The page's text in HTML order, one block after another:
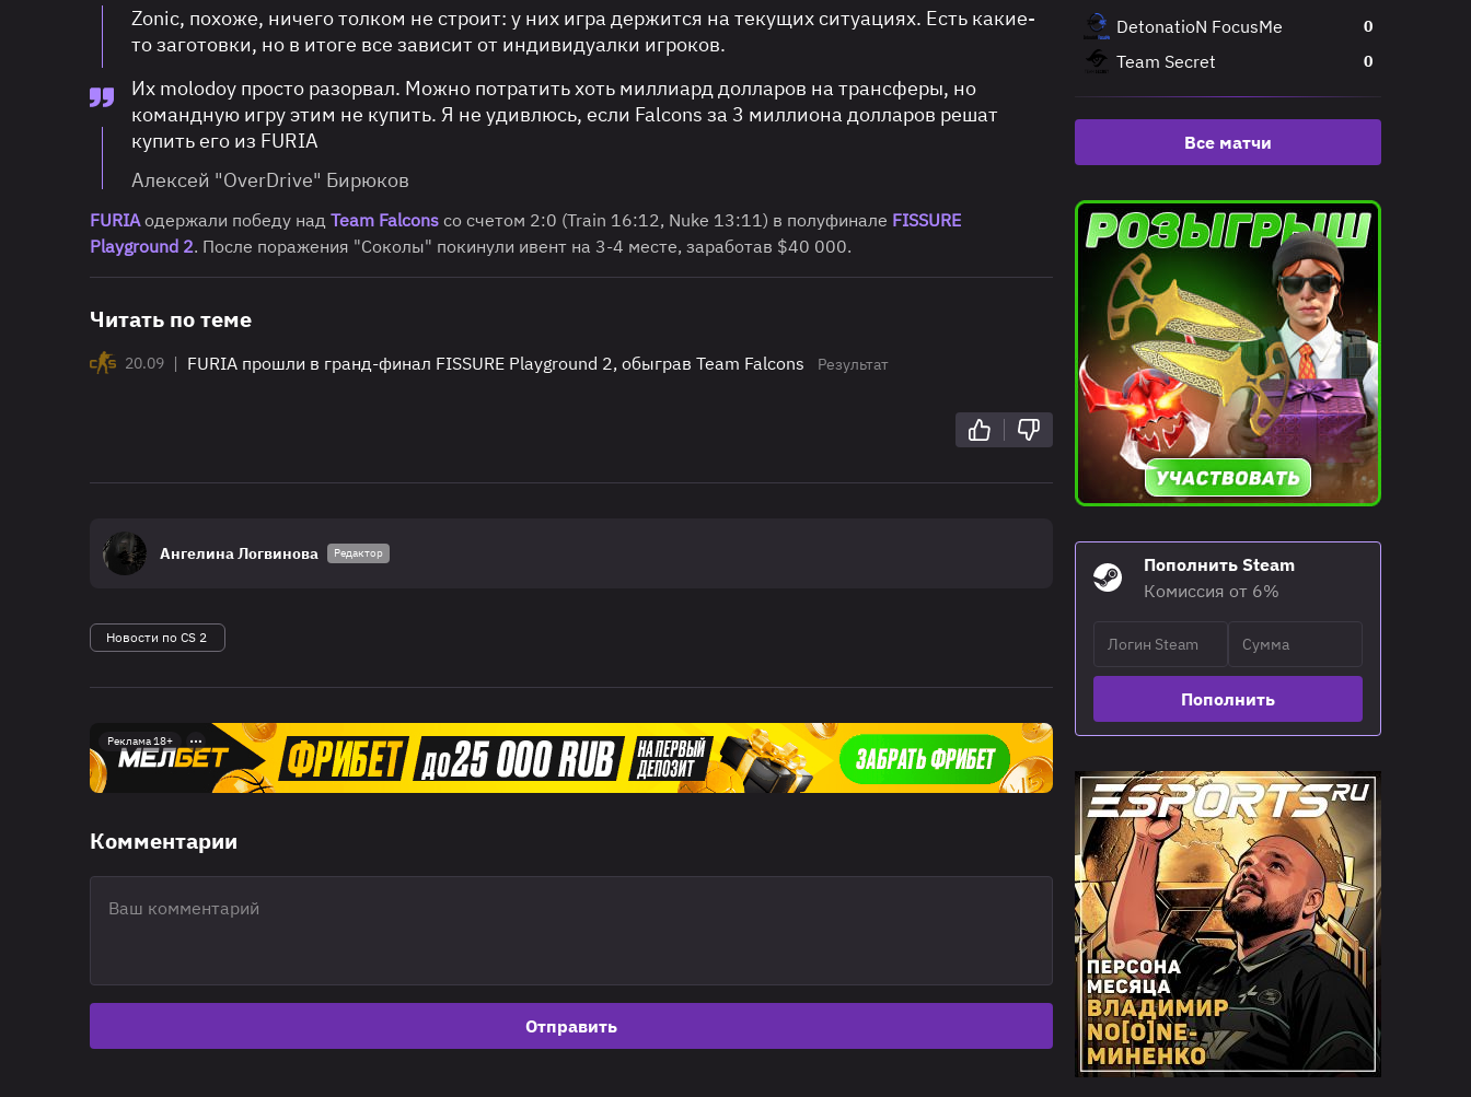
Zonic, похоже, ничего толком не строит: у них игра держится на текущих ситуациях. Есть какие-
то заготовки, но в итоге все зависит от индивидуалки игроков.
Их molodoy просто разорвал. Можно потратить хоть миллиард долларов на трансферы, но
командную игру этим не купить. Я не удивлюсь, если Falcons за 3 миллиона долларов решат
купить его из FURIA
Алексей "OverDrive" Бирюков
FURIA одержали победу над Team Falcons со счетом 2:0 (Train 16:12, Nuke 13:11) в полуфинале FISSURE
Playground 2. После поражения "Соколы" покинули ивент на 3-4 месте, заработав $40 000.
Читать по теме
20.09 | FURIA прошли в гранд-финал FISSURE Playground 2, обыграв Team Falcons Результат
Ангелина Логвинова Редактор
Новости по CS 2
Реклама 18+
Комментарии
Отправить
DetonatioN FocusMe 0
Team Secret 0
Все матчи
Пополнить Steam
Комиссия от 6%
Пополнить